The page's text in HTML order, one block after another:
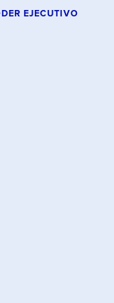
EJECUTIVO